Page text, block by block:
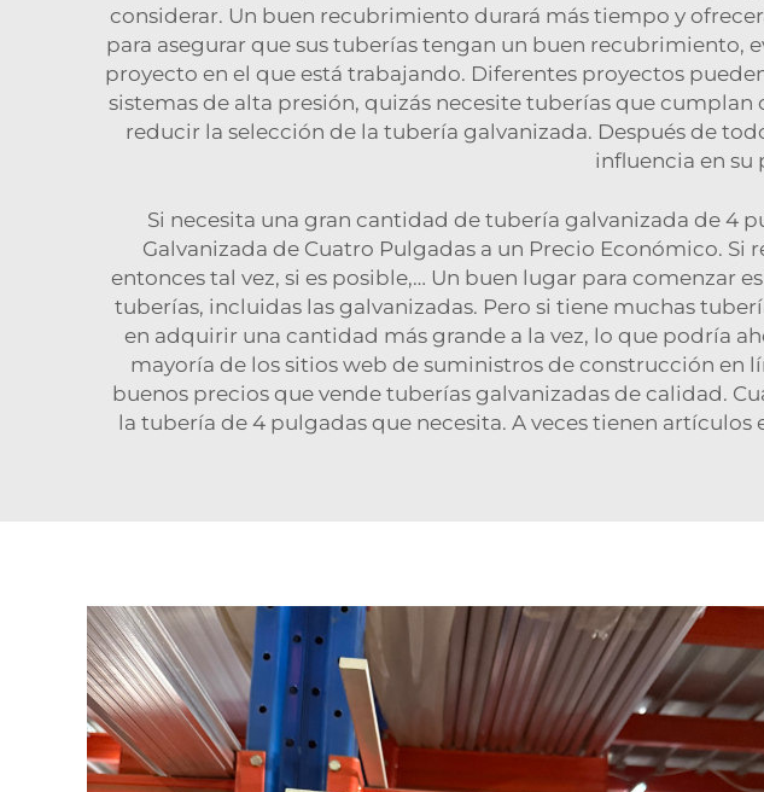
considerar. Un buen recubrimiento durará más tiempo y
para asegurar que sus tuberías tengan un buen
proyecto en el que está trabajando. Diferentes proyectos
sistemas de alta presión, quizás necesite tuberías que
reducir la selección de la tubería galvanizada. Después de
influencia en
Si necesita una gran cantidad de tubería galvanizada de 4
Galvanizada de Cuatro Pulgadas a un Precio Económico.
entonces tal vez, si es posible,… Un buen lugar para comenzar
tuberías, incluidas las galvanizadas. Pero si tiene muchas
en adquirir una cantidad más grande a la vez, lo que podría
mayoría de los sitios web de suministros de construcción en
buenos precios que vende tuberías galvanizadas de calidad.
la tubería de 4 pulgadas que necesita. A veces tienen